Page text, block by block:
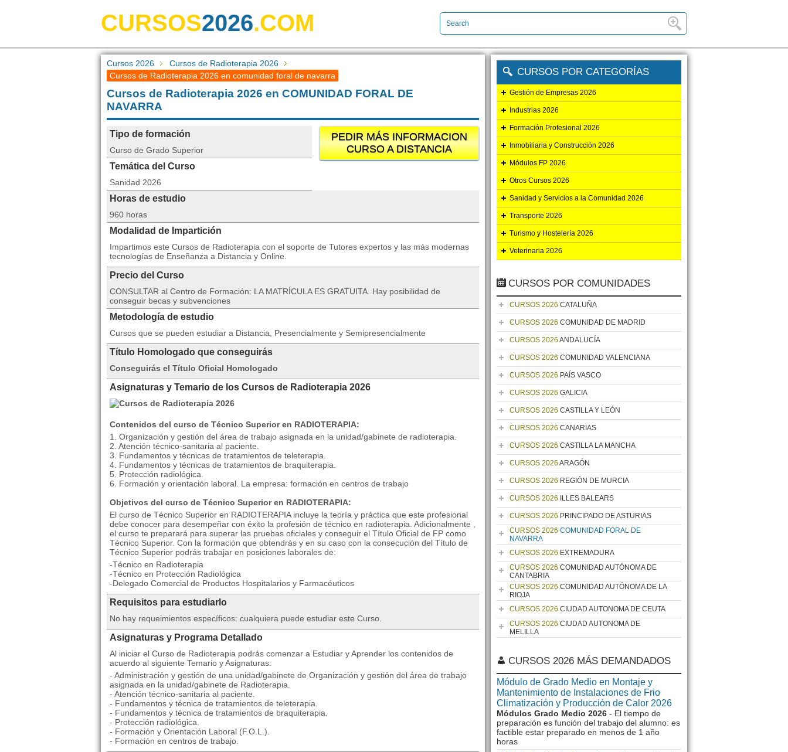
CURSOS2026.COM
Cursos 2026
Cursos de Radioterapia 2026
Cursos de Radioterapia 2026 en comunidad foral de navarra
Cursos de Radioterapia 2026 en COMUNIDAD FORAL DE
NAVARRA
PEDIR MÁS INFORMACION
CURSO A DISTANCIA
Tipo de formación
Curso de Grado Superior
Temática del Curso
Sanidad 2026
Horas de estudio
960 horas
Modalidad de Impartición
Impartimos este Cursos de Radioterapia con el soporte de Tutores expertos y las más modernas
tecnologías de Enseñanza a Distancia y Online.
Precio del Curso
CONSULTAR al Centro de Formación: LA MATRÍCULA ES GRATUITA. Hay posibilidad de
conseguir becas y subvenciones
Metodología de estudio
Cursos que se pueden estudiar a Distancia, Presencialmente y Semipresencialmente
Título Homologado que conseguirás
Conseguirás el Título Oficial Homologado
Asignaturas y Temario de los Cursos de Radioterapia 2026
Contenidos del curso de Técnico Superior en RADIOTERAPIA:
1. Organización y gestión del área de trabajo asignada en la unidad/gabinete de radioterapia.
2. Atención técnico-sanitaria al paciente.
3. Fundamentos y técnicas de tratamientos de teleterapia.
4. Fundamentos y técnicas de tratamientos de braquiterapia.
5. Protección radiológica.
6. Formación y orientación laboral. La empresa: formación en centros de trabajo
Objetivos del curso de Técnico Superior en RADIOTERAPIA:
El curso de Técnico Superior en RADIOTERAPIA incluye la teoría y práctica que este profesional
debe conocer para desempeñar con éxito la profesión de técnico en radioterapia. Adicionalmente ,
el curso te preparará para superar las pruebas oficiales y conseguir el Título Oficial de FP como
Técnico Superior. Con la formación que obtendrás y en su caso con la consecución del Título de
Técnico Superior podrás trabajar en posiciones laborales de:
-Técnico en Radioterapia
-Técnico en Protección Radiológica
-Delegado Comercial de Productos Hospitalarios y Farmacéuticos
Requisitos para estudiarlo
No hay requeimientos específicos: cualquiera puede estudiar este Curso.
Asignaturas y Programa Detallado
Al iniciar el Curso de Radioterapia podrás comenzar a Estudiar y Aprender los contenidos de
acuerdo al siguiente Temario y Asignaturas:
- Administración y gestión de una unidad/gabinete de Organización y gestión del área de trabajo
asignada en la unidad/gabinete de Radioterapia.
- Atención técnico-sanitaria al paciente.
- Fundamentos y técnica de tratamientos de teleterapia.
- Fundamentos y técnica de tratamientos de braquiterapia.
- Protección radiológica.
- Formación y Orientación Laboral (F.O.L.).
- Formación en centros de trabajo.
CURSOS POR CATEGORÍAS
Gestión de Empresas 2026
Industrias 2026
Formación Profesional 2026
Inmobiliaria y Construcción 2026
Módulos FP 2026
Otros Cursos 2026
Sanidad y Servicios a la Comunidad 2026
Transporte 2026
Turismo y Hostelería 2026
Veterinaria 2026
CURSOS POR COMUNIDADES
CURSOS 2026 CATALUÑA
CURSOS 2026 COMUNIDAD DE MADRID
CURSOS 2026 ANDALUCÍA
CURSOS 2026 COMUNIDAD VALENCIANA
CURSOS 2026 PAÍS VASCO
CURSOS 2026 GALICIA
CURSOS 2026 CASTILLA Y LEÓN
CURSOS 2026 CANARIAS
CURSOS 2026 CASTILLA LA MANCHA
CURSOS 2026 ARAGÓN
CURSOS 2026 REGIÓN DE MURCIA
CURSOS 2026 ILLES BALEARS
CURSOS 2026 PRINCIPADO DE ASTURIAS
CURSOS 2026 COMUNIDAD FORAL DE
NAVARRA
CURSOS 2026 EXTREMADURA
CURSOS 2026 COMUNIDAD AUTÓNOMA DE
CANTABRIA
CURSOS 2026 COMUNIDAD AUTÓNOMA DE LA
RIOJA
CURSOS 2026 CIUDAD AUTONOMA DE CEUTA
CURSOS 2026 CIUDAD AUTONOMA DE
MELILLA
CURSOS 2026 MÁS DEMANDADOS
Módulo de Grado Medio en Montaje y
Mantenimiento de Instalaciones de Frio
Climatización y Producción de Calor 2026
Módulos Grado Medio 2026 - El tiempo de
preparación es función del trabajo del alumno: es
factible estar preparado en menos de 1 año
horas